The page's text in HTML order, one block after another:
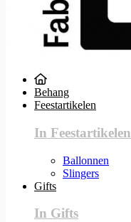
Behang
Feestartikelen
In Feestartikelen
Ballonnen
Slingers
Gifts
In Gifts